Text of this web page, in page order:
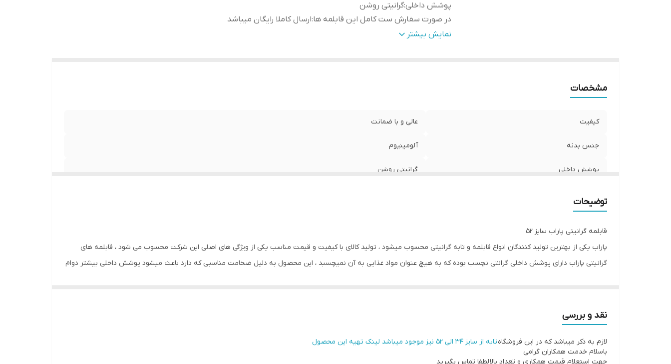
پوشش داخلی:گرانیتی روشن
در صورت سفارش ست کامل این قابلمه ها:ارسال کاملا رایگان میباشد
پوشش بیرونی (بدنه)
مناسب برای ۱۴ نفر
میباشد
نمایش بیشتر
مشخصات
کیفیت عالی و با ضمانت
جنس بدنه آلومینیوم
پوشش داخلی گرانیتی روشن
سایز ۴۵ مناسب برای ۳۸ نفر
سایز ۳۶
مناسب برای ۲۲ نفر
سایر ۳۴
توضیحات
قابلمه گرانیتی پاراب سایز 52
پاراب یکی از بهترین تولید کنندگان انواع قابلمه و تابه گرانیتی محسوب میشود ، تولید کالای با کیفیت و قیمت مناسب یکی از ویژگی های اصلی این شرکت محسوب می شود ، قابلمه های
گرانیتی پاراب دارای پوشش داخلی گرانتی نچسب بوده که به هیچ عنوان مواد غذایی به آن نمیچسبد ، این محصول به دلیل ضخامت مناسبی که دارد باعث میشود پوشش داخلی بیشتر دوام
فلزی به داخل ظرف خودداری نموده و از قاشق های چوبی استفاده نمایید ، این کالا در سایز های مختلف در فروشگاه اینترنتی درنیکا موجود میباشد.
در صورت خرید سایزهای مختلف این قابلمه،ارسال به تمام نقاط کشور رایگان میباشد.
نقد و بررسی
لازم به ذکر میباشد که در این فروشگاهتابه از سایز ۳۴ الی ۵۲ نیز موجود میباشد لینک تهیه این محصول
باسلام خدمت همکاران گرامی
جهت استعلام قیمت همکاری و تعداد بالا لطفا تماس بگیرید